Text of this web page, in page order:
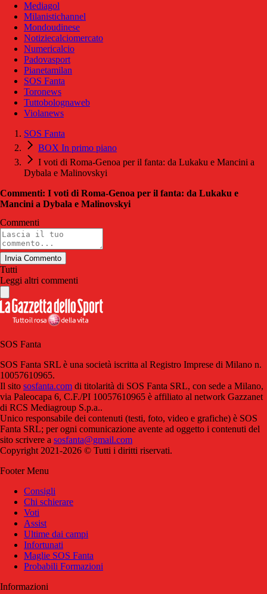
Mediagol
Milanistichannel
Mondoudinese
Notiziecalciomercato
Numericalcio
Padovasport
Pianetamilan
SOS Fanta
Toronews
Tuttobolognaweb
Violanews
SOS Fanta
BOX In primo piano
I voti di Roma-Genoa per il fanta: da Lukaku e Mancini a
Dybala e Malinovskyi
Commenti: I voti di Roma-Genoa per il fanta: da Lukaku e
Mancini a Dybala e Malinovskyi
Commenti
Invia Commento
Tutti
Leggi altri commenti
SOS Fanta
SOS Fanta SRL è una società iscritta al Registro Imprese di Milano n.
10057610965.
Il sito sosfanta.com di titolarità di SOS Fanta SRL, con sede a Milano,
via Paleocapa 6, C.F./PI 10057610965 è affiliato al network Gazzanet
di RCS Mediagroup S.p.a..
Unico responsabile dei contenuti (testi, foto, video e grafiche) è SOS
Fanta SRL; per ogni comunicazione avente ad oggetto i contenuti del
sito scrivere a sosfanta@gmail.com
Copyright 2021-2026 © Tutti i diritti riservati.
Footer Menu
Consigli
Chi schierare
Voti
Assist
Ultime dai campi
Infortunati
Maglie SOS Fanta
Probabili Formazioni
Informazioni